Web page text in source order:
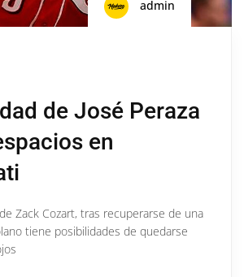
admin
de José Peraza
en
Zack Cozart, tras recuperarse de una
tiene posibilidades de quedarse